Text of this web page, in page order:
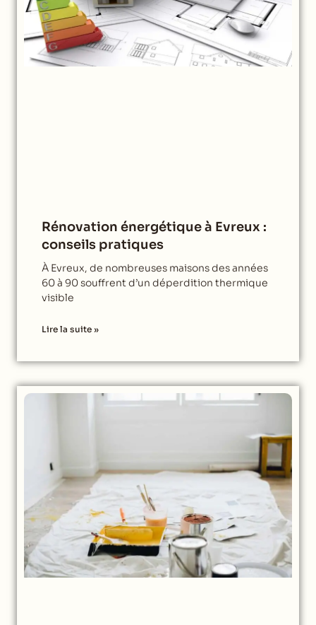
Rénovation énergétique à Evreux :
conseils pratiques
À Evreux, de nombreuses maisons des années
60 à 90 souffrent d’un déperdition thermique
visible
Lire la suite »